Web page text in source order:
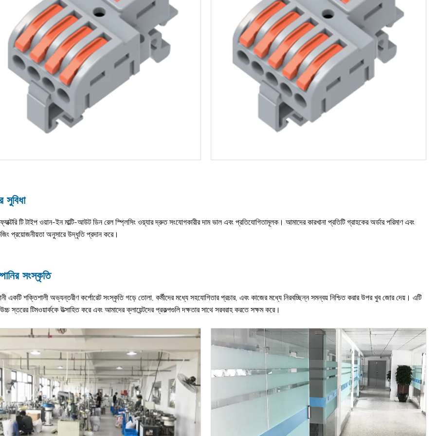
সুবিধা
ফ্যাক্টরি টি টাইপ ওয়ান-ইন মাল্টি-আউট ডিন রেল স্প্লিসিং ওয়্যার দ্রুত সংযোগকারীর দাম ভাল এবং প্রতিযোগিতামূলক। আমাদের কারখানা প্রতিটি গ্রাহকের অর্ডার পরিমাণ এবং
প্রয়োজনীয়তা অনুসারে উদ্ধৃতি প্রদান করে।
সংস্কৃতি
একটি শক্তিশালী অভ্যন্তরীণ কর্পোরেট সংস্কৃতি গড়ে তোলা, কর্মীদের মধ্যে সহযোগিতার প্রচার, এবং কাজের মধ্যে নিরবচ্ছিন্ন সমন্বয় নিশ্চিত করার উপর খুব জোর দেয়। এটি
স্তরের টিমওয়ার্ককে উত্সাহিত করে এবং আমাদের ক্লায়েন্টদের প্রকল্পগুলি দক্ষতার সাথে সরবরাহ করতে সক্ষম করে।